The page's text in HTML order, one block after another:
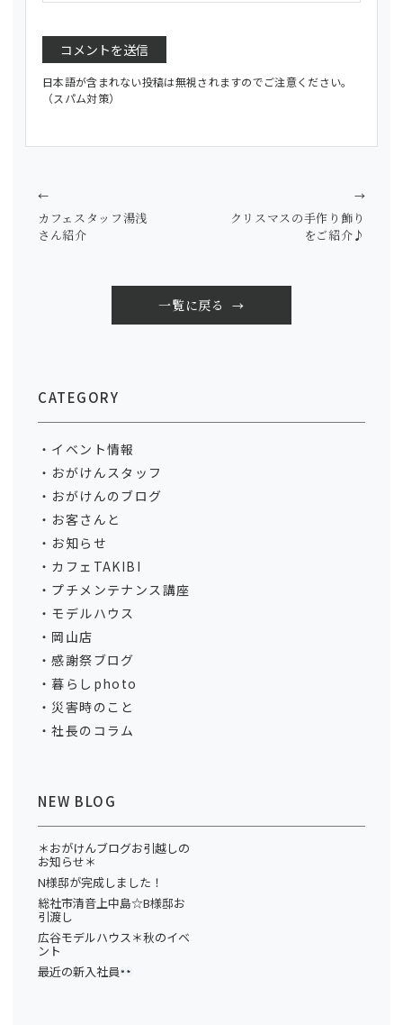
日本語が含まれない投稿は無視されますのでご注意ください。
（スパム対策）
カフェスタッフ湯浅
さん紹介
←
一覧に戻る
クリスマスの手作り飾り
をご紹介♪
→
CATEGORY
イベント情報
おがけんスタッフ
おがけんのブログ
お客さんと
お知らせ
カフェTAKIBI
プチメンテナンス講座
モデルハウス
岡山店
感謝祭ブログ
暮らしphoto
災害時のこと
社長のコラム
NEW BLOG
＊おがけんブログお引越しの
お知らせ＊
N様邸が完成しました！
総社市清音上中島☆B様邸お
引渡し
広谷モデルハウス＊秋のイベ
ント
最近の新入社員